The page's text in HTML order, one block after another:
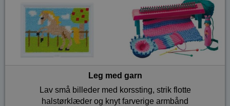
Leg med garn
Lav små billeder med korssting, strik flotte
halstørklæder og knyt farverige armbånd